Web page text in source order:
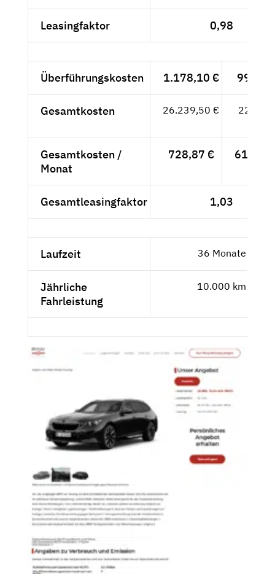
Leasingfaktor 0,98
Überführungskosten 1.178,10 € 990,--
Gesamtkosten 26.239,50 €
Gesamtkosten /
Monat
728,87 € 612,50
Gesamtleasingfaktor 1,03
Laufzeit 36 Monate
Jährliche
Fahrleistung
10.000 km